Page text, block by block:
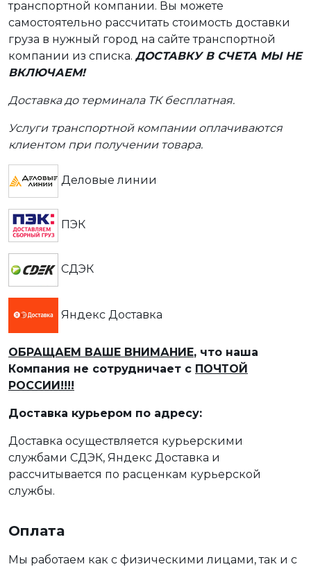
транспортной компании. Вы можете
самостоятельно рассчитать стоимость доставки
груза в нужный город на сайте транспортной
компании из списка. ДОСТАВКУ В СЧЕТА МЫ НЕ
ВКЛЮЧАЕМ!
Доставка до терминала ТК бесплатная.
Услуги транспортной компании оплачиваются
клиентом при получении товара.
Деловые линии
ПЭК
СДЭК
Яндекс Доставка
ОБРАЩАЕМ ВАШЕ ВНИМАНИЕ, что наша
Компания не сотрудничает с ПОЧТОЙ
РОССИИ!!!!
Доставка курьером по адресу:
Доставка осуществляется курьерскими
службами СДЭК, Яндекс Доставка и
рассчитывается по расценкам курьерской
службы.
Оплата
Мы работаем как с физическими лицами, так и с